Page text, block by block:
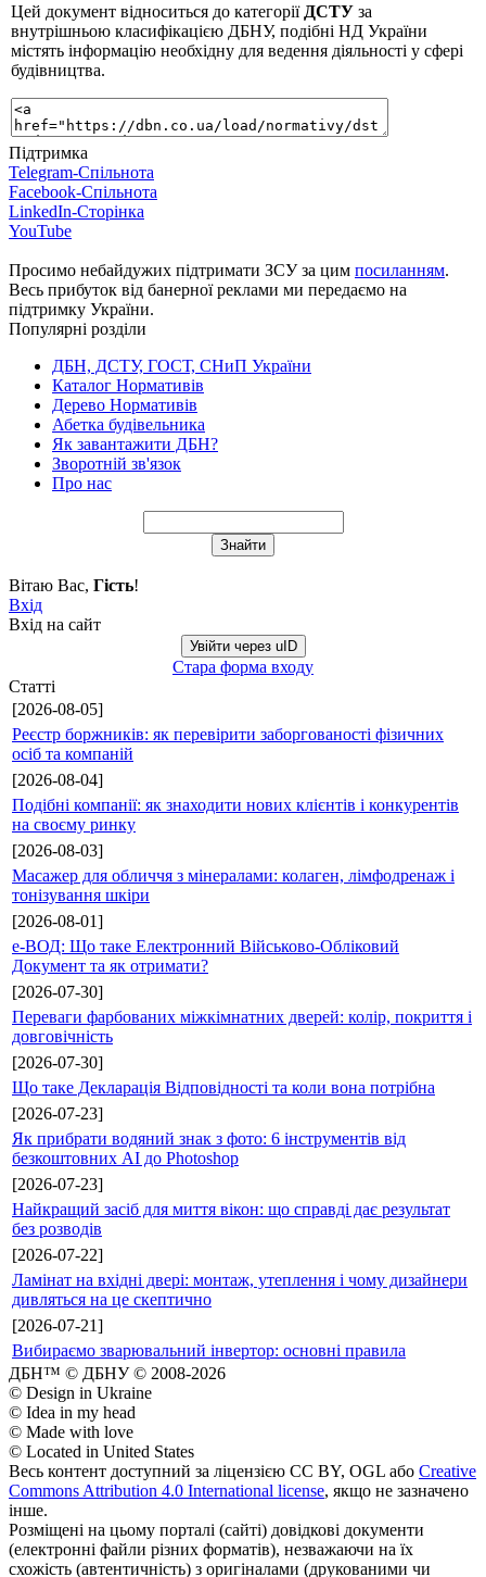
Цей документ відноситься до категорії ДСТУ за
внутрішньою класифікацією ДБНУ, подібні НД України
містять інформацію необхідну для ведення діяльності у сфері
будівництва.
Підтримка
Telegram-Спільнота
Facebook-Спільнота
LinkedIn-Сторінка
YouTube
Просимо небайдужих підтримати ЗСУ за цим посиланням.
Весь прибуток від банерної реклами ми передаємо на
підтримку України.
Популярні розділи
ДБН, ДСТУ, ГОСТ, СНиП України
Каталог Нормативів
Дерево Нормативів
Абетка будівельника
Як завантажити ДБН?
Зворотній зв'язок
Про нас
Вітаю Вас, Гість!
Вхід
Вхід на сайт
Увійти через uID
Стара форма входу
Статті
[2026-08-05]
Реєстр боржників: як перевірити заборгованості фізичних
осіб та компаній
[2026-08-04]
Подібні компанії: як знаходити нових клієнтів і конкурентів
на своєму ринку
[2026-08-03]
Масажер для обличчя з мінералами: колаген, лімфодренаж і
тонізування шкіри
[2026-08-01]
е-ВОД: Що таке Електронний Військово-Обліковий
Документ та як отримати?
[2026-07-30]
Переваги фарбованих міжкімнатних дверей: колір, покриття і
довговічність
[2026-07-30]
Що таке Декларація Відповідності та коли вона потрібна
[2026-07-23]
Як прибрати водяний знак з фото: 6 інструментів від
безкоштовних AI до Photoshop
[2026-07-23]
Найкращий засіб для миття вікон: що справді дає результат
без розводів
[2026-07-22]
Ламінат на вхідні двері: монтаж, утеплення і чому дизайнери
дивляться на це скептично
[2026-07-21]
Вибираємо зварювальний інвертор: основні правила
ДБН™ © ДБНУ © 2008-2026
© Design in Ukraine
© Idea in my head
© Made with love
© Located in United States
Весь контент доступний за ліцензією CC BY, OGL або Creative
Commons Attribution 4.0 International license, якщо не зазначено
інше.
Розміщені на цьому порталі (сайті) довідкові документи
(електронні файли різних форматів), незважаючи на їх
схожість (автентичність) з оригіналами (друкованими чи